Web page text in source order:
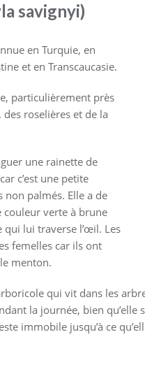
savignyi)
en Turquie, en
et en Transcaucasie.
particulièrement près
des roselières et de la
une rainette de
c’est une petite
non palmés. Elle a de
couleur verte à brune
qui lui traverse l’œil. Les
femelles car ils ont
menton.
qui vit dans les
la journée, bien
immobile jusqu’à ce